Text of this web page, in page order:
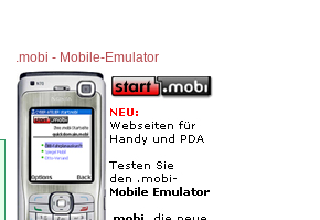
.mobi - Mobile-Emulator